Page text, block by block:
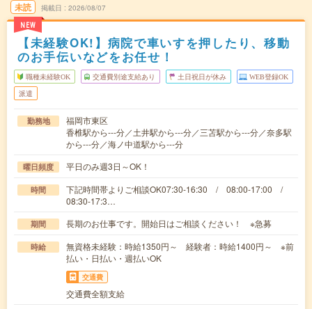
未読
NEW
掲載日 2026/08/07
【未経験OK!】病院で車いすを押したり、移動
のお手伝いなどをお任せ！
職種未経験OK 交通費別途支給あり 土日祝日が休み WEB登録OK
派遣
勤務地
福岡市東区
香椎駅から---分／土井駅から---分／三苫駅から---分／奈多駅
から---分／海ノ中道駅から---分
曜日頻度 平日のみ週3日～OK！
時間
下記時間帯よりご相談OK07:30-16:30 / 08:00-17:00 /
08:30-17:3…
期間 長期のお仕事です。開始日はご相談ください！ ※急募
時給
無資格未経験：時給1350円～ 経験者：時給1400円～ ※前
払い・日払い・週払いOK
交通費
交通費全額支給